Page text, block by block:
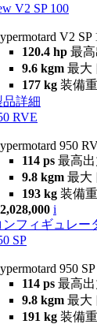
V2 SP 100
V2 SP
120.4 hp 最
9.6 kgm 最大
177 kg 装備
品詳細
RVE
950
114 ps 最高出
9.8 kgm 最大
193 kg 装備
i
ンフィギュレー
SP
950 SP
114 ps 最高出
9.8 kgm 最大
191 kg 装備